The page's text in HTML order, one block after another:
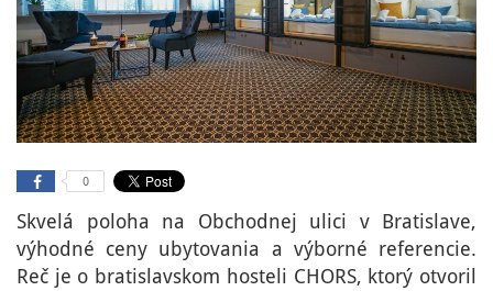
0
Skvelá poloha na Obchodnej ulici v Bratislave,
výhodné ceny ubytovania a výborné referencie.
Reč je o bratislavskom hosteli CHORS, ktorý otvoril